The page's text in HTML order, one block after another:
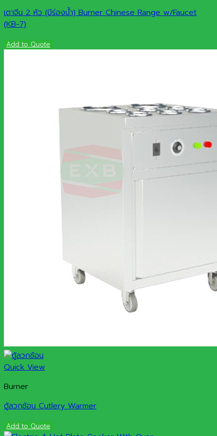
เตาจีน 2 หัว (มีร่องน้ำ) Burner Chinese Range w/Faucet
(KB-7)
Add to Quote
Quick View
Burner
ตู้ลวกช้อน Cutlery Warmer
Add to Quote